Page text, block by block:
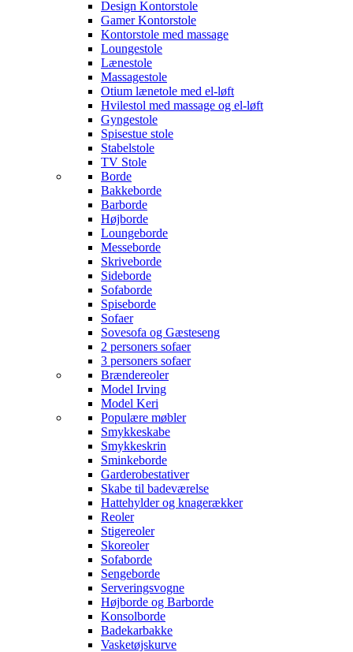
Design Kontorstole
Gamer Kontorstole
Kontorstole med massage
Loungestole
Lænestole
Massagestole
Otium lænetole med el-løft
Hvilestol med massage og el-løft
Gyngestole
Spisestue stole
Stabelstole
TV Stole
Borde
Bakkeborde
Barborde
Højborde
Loungeborde
Messeborde
Skriveborde
Sideborde
Sofaborde
Spiseborde
Sofaer
Sovesofa og Gæsteseng
2 personers sofaer
3 personers sofaer
Brændereoler
Model Irving
Model Keri
Populære møbler
Smykkeskabe
Smykkeskrin
Sminkeborde
Garderobestativer
Skabe til badeværelse
Hattehylder og knagerækker
Reoler
Stigereoler
Skoreoler
Sofaborde
Sengeborde
Serveringsvogne
Højborde og Barborde
Konsolborde
Badekarbakke
Vasketøjskurve